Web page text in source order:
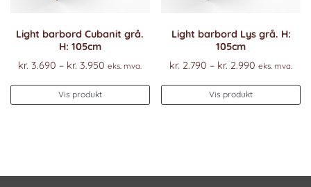
Light barbord Cubanit grå.
H: 105cm
kr. 3.690 – kr. 3.950 Prisområde:
kr. 3.950
eks. mva.
Vis produkt
Dette
produktet
kan
Light barbord Lys grå. H:
105cm
kr. 2.790 – kr. 2.990
kr. 2.990
eks. mva.
Vis produkt